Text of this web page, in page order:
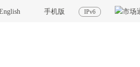
手机版 IPv6